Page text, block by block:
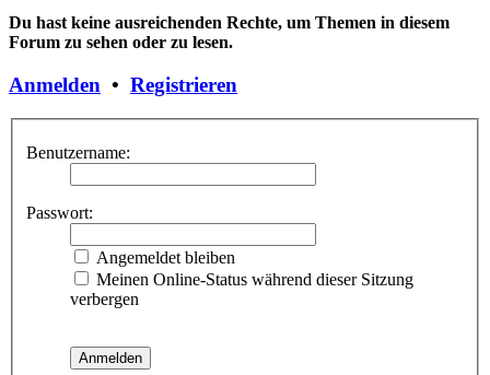
Du hast keine ausreichenden Rechte, um Themen in diesem
Forum zu sehen oder zu lesen.
Anmelden • Registrieren
Benutzername:
Passwort:
Angemeldet bleiben
Meinen Online-Status während dieser Sitzung
verbergen